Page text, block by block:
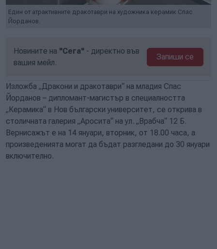
Един от атрактивните дракотаври на художника керамик Спас
Йорданов.
Новините на "Сега" - директно във
вашия мейл.
Запиши се
Изложба „Дракони и дракотаври“ на младия Спас
Йорданов – дипломант-магистър в специалността
„Керамика“ в Нов български университет, се открива в
столичната галерия „Аросита“ на ул. „Врабча“ 12 Б.
Вернисажът е на 14 януари, вторник, от 18.00 часа, а
произведенията могат да бъдат разгледани до 30 януари
включително.